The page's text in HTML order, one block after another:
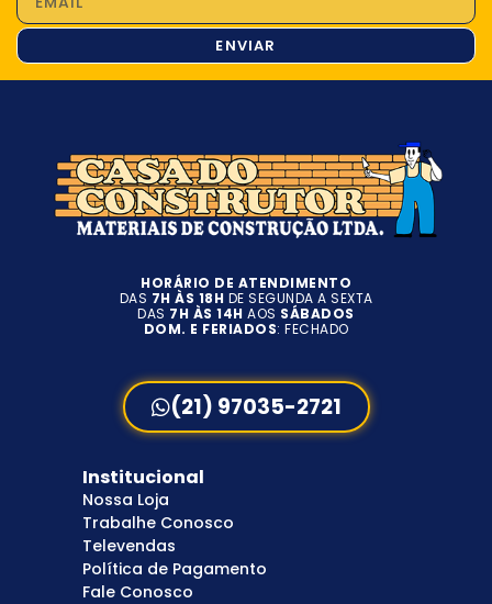
ENVIAR
HORÁRIO DE ATENDIMENTO
DAS 7H ÀS 18H DE SEGUNDA A SEXTA
DAS 7H ÀS 14H AOS SÁBADOS
DOM. E FERIADOS: FECHADO
(21) 97035-2721
Institucional
Nossa Loja
Trabalhe Conosco
Televendas
Política de Pagamento
Fale Conosco